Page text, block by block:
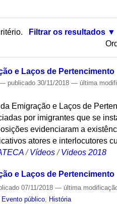
Filtrar os resultados
e Laços de Pertencimento
publicado 30/11/2018— última
Emigração e Laços de
por imigrantes que se
evidenciaram a
atores e interlocutores
/Vídeos /Videos 2018
e Laços de Pertencimento
07/11/2018— última
Evento público História